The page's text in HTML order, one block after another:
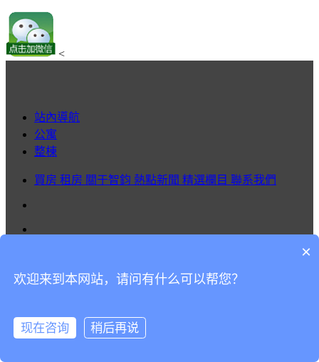
<
站內導航
公寓
整棟
買房 租房 關于智鈞 熱點新聞 精選欄目 聯系我們
×
欢迎来到本网站，请问有什么可以帮您？
现在咨询 稍后再说